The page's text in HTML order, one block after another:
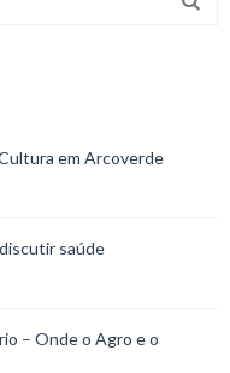
em Arcoverde
saúde
– Onde o Agro e o